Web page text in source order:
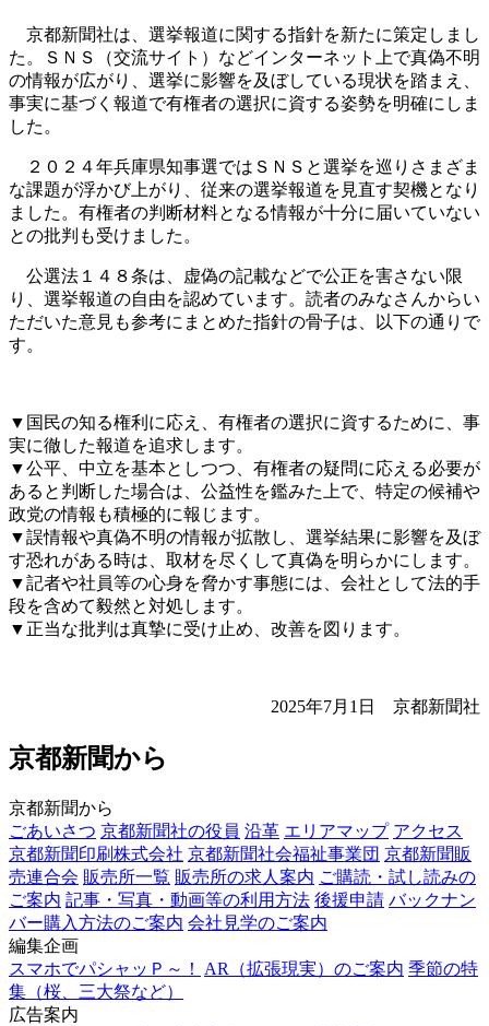
京都新聞社は、選挙報道に関する指針を新たに策定しまし
た。ＳＮＳ（交流サイト）などインターネット上で真偽不明
の情報が広がり、選挙に影響を及ぼしている現状を踏まえ、
事実に基づく報道で有権者の選択に資する姿勢を明確にしま
した。
２０２４年兵庫県知事選ではＳＮＳと選挙を巡りさまざま
な課題が浮かび上がり、従来の選挙報道を見直す契機となり
ました。有権者の判断材料となる情報が十分に届いていない
との批判も受けました。
公選法１４８条は、虚偽の記載などで公正を害さない限
り、選挙報道の自由を認めています。読者のみなさんからい
ただいた意見も参考にまとめた指針の骨子は、以下の通りで
す。
▼国民の知る権利に応え、有権者の選択に資するために、事
実に徹した報道を追求します。
▼公平、中立を基本としつつ、有権者の疑問に応える必要が
あると判断した場合は、公益性を鑑みた上で、特定の候補や
政党の情報も積極的に報じます。
▼誤情報や真偽不明の情報が拡散し、選挙結果に影響を及ぼ
す恐れがある時は、取材を尽くして真偽を明らかにします。
▼記者や社員等の心身を脅かす事態には、会社として法的手
段を含めて毅然と対処します。
▼正当な批判は真摯に受け止め、改善を図ります。
2025年7月1日 京都新聞社
京都新聞から
京都新聞から
ごあいさつ 京都新聞社の役員 沿革 エリアマップ アクセス
京都新聞印刷株式会社 京都新聞社会福祉事業団 京都新聞販
売連合会 販売所一覧 販売所の求人案内 ご購読・試し読みの
ご案内 記事・写真・動画等の利用方法 後援申請 バックナン
バー購入方法のご案内 会社見学のご案内
編集企画
スマホでパシャッＰ～！
AR（拡張現実）のご案内 季節の特
集（桜、三大祭など）
広告案内